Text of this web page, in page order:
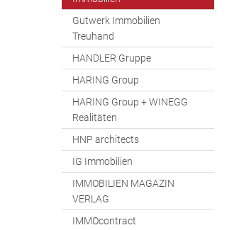
Gutwerk Immobilien
Treuhand
HANDLER Gruppe
HARING Group
HARING Group + WINEGG
Realitäten
HNP architects
IG Immobilien
IMMOBILIEN MAGAZIN
VERLAG
IMMOcontract